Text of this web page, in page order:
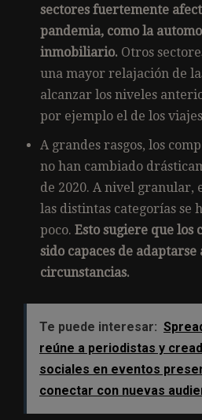
sectores fuertemente
pandemia, como la
inmobiliario. Otros
una mayor relajación de
alcanzar los niveles
por ejemplo el de los
A grandes rasgos, los
no han cambiado
de 2020. A nivel granular,
las distintas categorías se
poco. Esto sugiere que los
sido capaces de adaptarse
circunstancias.
Te puede interesar:
reúne a periodistas y
sociales en eventos
conectar con nuevas